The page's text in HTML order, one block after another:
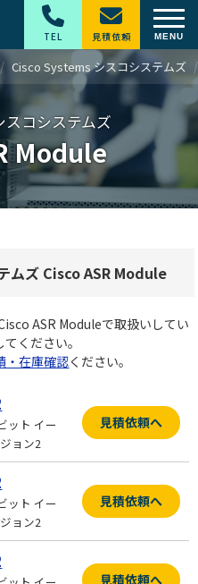
Cisco Systems シスコシステムズ
コシステムズ
Module
ムズ Cisco ASR Module
ASR Moduleで取扱いしてい
ください。
・在庫確認ください。
ット イー
ョン2
見積依頼へ
ット イー
ョン2
見積依頼へ
見積依頼へ
TEL 見積依頼